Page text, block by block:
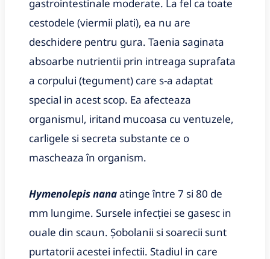
gastrointestinale moderate. La fel ca toate
cestodele (viermii plati), ea nu are
deschidere pentru gura. Taenia saginata
absoarbe nutrientii prin intreaga suprafata
a corpului (tegument) care s-a adaptat
special in acest scop. Ea afecteaza
organismul, iritand mucoasa cu ventuzele,
carligele si secreta substante ce o
mascheaza în organism.
Hymenolepis nanaatinge între 7 si 80 de
mm lungime. Sursele infecției se gasesc in
ouale din scaun. Șobolanii si soarecii sunt
purtatorii acestei infectii. Stadiul in care